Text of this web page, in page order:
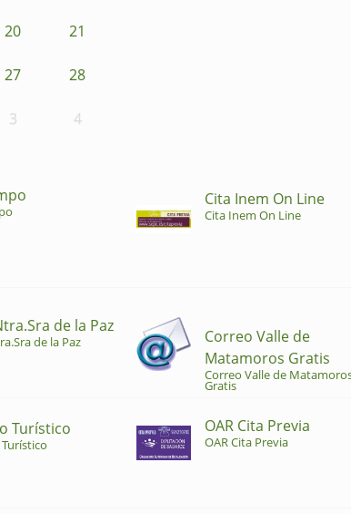
20 21
27 28
3 4
Cita Inem On Line
Cita Inem On Line
de la Paz
de la Paz
Correo Valle de
Matamoros Gratis
Correo Valle de
Gratis
Turístico OAR Cita Previa
OAR Cita Previa